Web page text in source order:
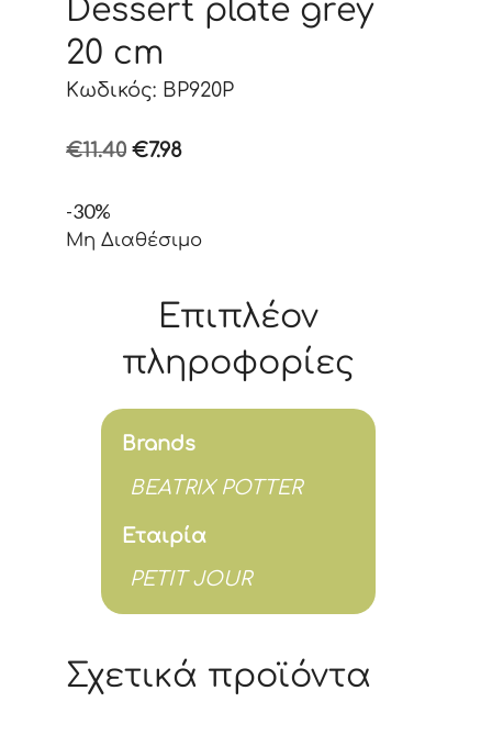
Dessert plate grey
20 cm
Κωδικός: BP920P
€11.40 Original
€11.40.
€7.98Η
είναι:
-30%
Μη Διαθέσιμο
Επιπλέον
πληροφορίες
Brands
BEATRIX POTTER
Εταιρία
PETIT JOUR
Σχετικά προϊόντα